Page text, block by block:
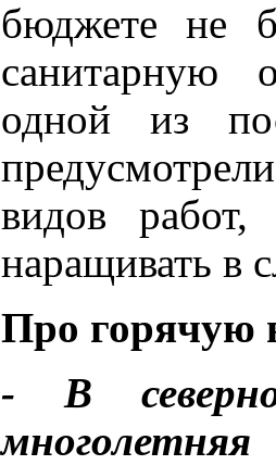
бюджете не
санитарную
одной из
видов
наращивать в
Про горячую
- В